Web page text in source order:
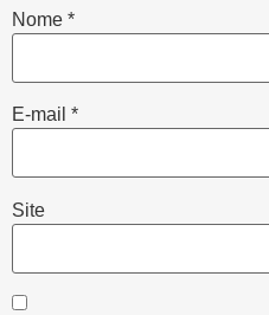
Nome *
E-mail *
Site